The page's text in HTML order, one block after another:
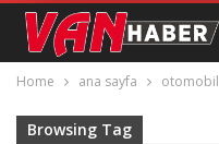
Home ana sayfa otomobil
Browsing Tag